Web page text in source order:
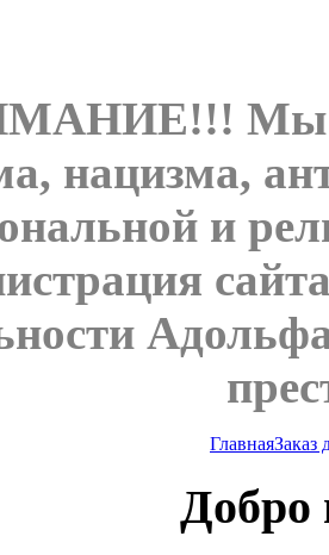
Мы
нацизма,
и
ГлавнаяЗаказ
Добро